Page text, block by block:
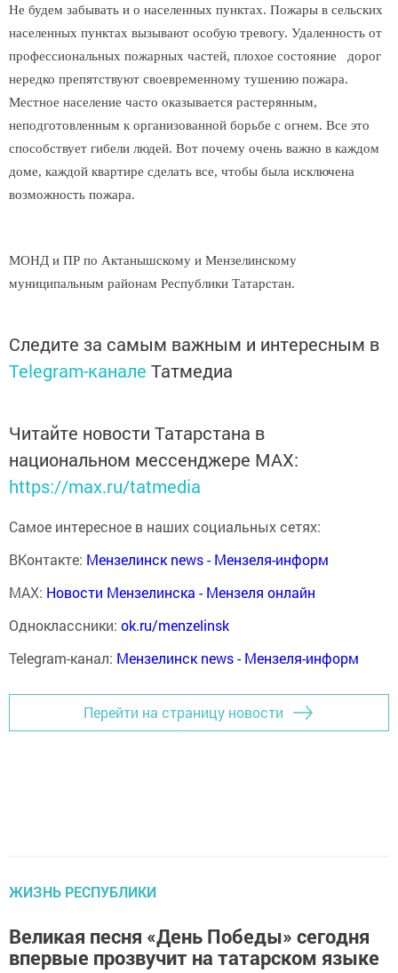
Не будем забывать и о населенных пунктах. Пожары в сельских
населенных пунктах вызывают особую тревогу. Удаленность от
профессиональных пожарных частей, плохое состояние дорог
нередко препятствуют своевременному тушению пожара.
Местное население часто оказывается растерянным,
неподготовленным к организованной борьбе с огнем. Все это
способствует гибели людей. Вот почему очень важно в каждом
доме, каждой квартире сделать все, чтобы была исключена
возможность пожара.
МОНД и ПР по Актанышскому и Мензелинскому
муниципальным районам Республики Татарстан.
Следите за самым важным и интересным в
Telegram-канале Татмедиа
Читайте новости Татарстана в
национальном мессенджере MАХ:
https://max.ru/tatmedia
Самое интересное в наших социальных сетях:
ВКонтакте: Мензелинск news - Мензеля-информ
MAX: Новости Мензелинска - Мензеля онлайн
Одноклассники: ok.ru/menzelinsk
Telegram-канал: Мензелинск news - Мензеля-информ
Перейти на страницу новости
ЖИЗНЬ РЕСПУБЛИКИ
Великая песня «День Победы» сегодня
впервые прозвучит на татарском языке